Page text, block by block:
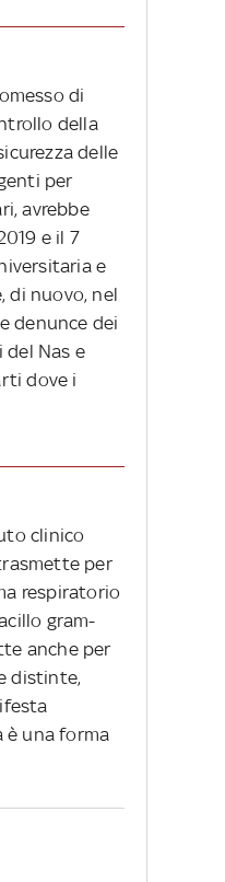
di
della
delle
per
avrebbe
e il 7
e
di nuovo, nel
denunce dei
Nas e
dove i
clinico
per
respiratorio
gram-
anche per
distinte,
è una forma